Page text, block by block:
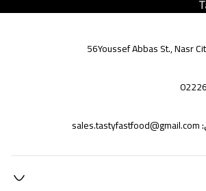
56Youssef Abbas St., Nasr
:
sales.tastyfastfood@gmail.com